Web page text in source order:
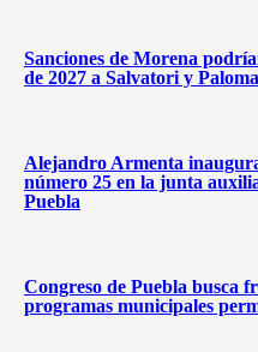
Sanciones de Morena
de 2027 a Salvatori y
Alejandro Armenta
número 25 en la junta
Puebla
Congreso de Puebla busca
programas municipales